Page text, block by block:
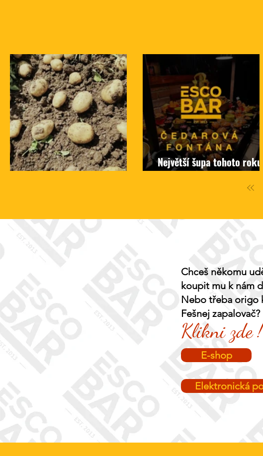
Největší šupa tohoto roku
Chceš někomu
koupit mu k nám
Nebo třeba origo
Fešnej zapalovač?
E-shop
Klikni zde !
Elektronická